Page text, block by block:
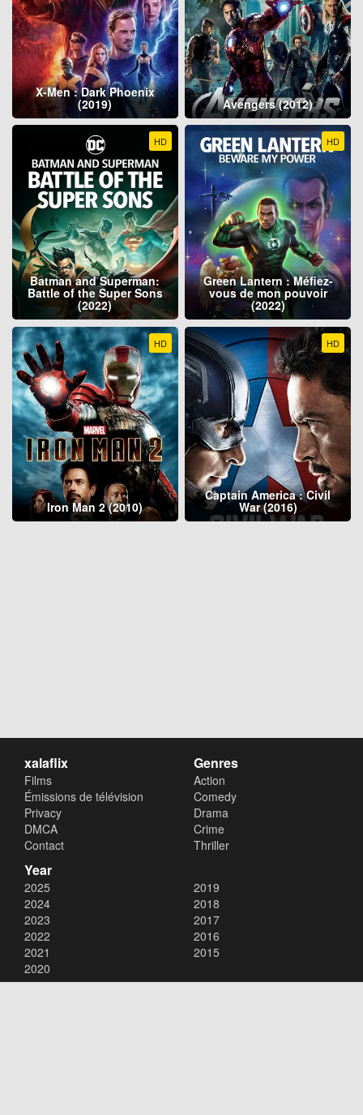
X-Men : Dark Phoenix
(2019) Avengers (2012)
HD
Batman and Superman:
Battle of the Super Sons
(2022)
HD
Green Lantern : Méfiez-
vous de mon pouvoir
(2022)
HD
Iron Man 2 (2010)
HD
Captain America : Civil
War (2016)
xalaflix
Films
Émissions de télévision
Privacy
DMCA
Contact
Genres
Action
Comedy
Drama
Crime
Thriller
Year
2025
2024
2023
2022
2021
2020
2019
2018
2017
2016
2015